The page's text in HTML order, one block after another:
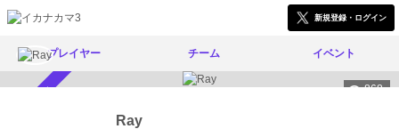
新規登録・ログイン
プレイヤー チーム イベント
868
Ray